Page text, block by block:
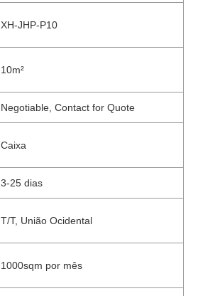
XH-JHP-P10
10m²
Negotiable, Contact for Quote
Caixa
3-25 dias
T/T, União Ocidental
1000sqm por mês